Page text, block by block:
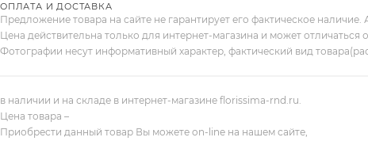
ОПЛАТА И ДОСТАВКА
Предложение товара на сайте не гарантирует его фактическое
Цена действительна только для интернет-магазина и может отличаться
Фотографии несут информативный характер, фактический вид
в наличии и на складе в интернет-магазине florissima-rnd.ru.
Цена товара –
Приобрести данный товар Вы можете on-line на нашем сайте,